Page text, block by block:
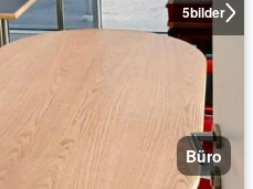
5bilder
Büro